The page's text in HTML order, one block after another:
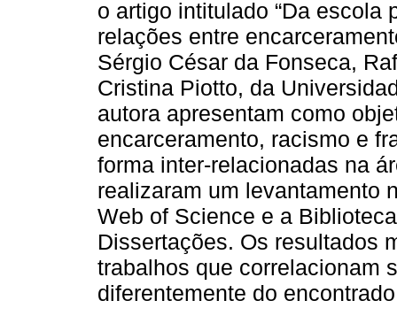
o artigo intitulado “Da escola
relações entre
Sérgio César da Fonseca,
Cristina Piotto, da
autora apresentam como
encarceramento, racismo e
forma inter-relacionadas na
realizaram um levantamento
Web of Science e a
Dissertações. Os resultados
trabalhos que correlacionam
diferentemente do